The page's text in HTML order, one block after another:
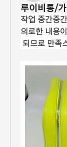
루이비통/
작업 중간중
의로한 내용
되므로 만족